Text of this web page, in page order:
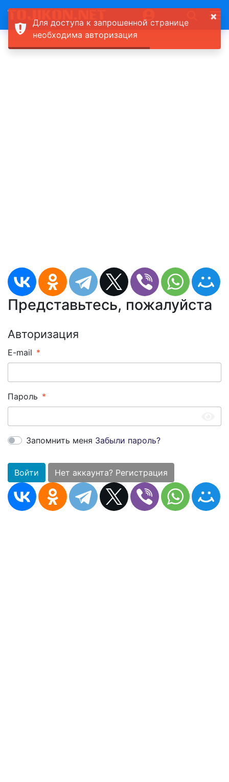
Представьтесь, пожалуйста
Авторизация
E-mail
Пароль
Запомнить меня Забыли пароль?
Войти Нет аккаунта? Регистрация
×
Для доступа к запрошенной странице
необходима авторизация